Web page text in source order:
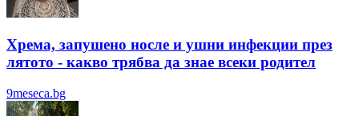
Хрема, запушено носле и ушни инфекции през
лятотo - какво трябва да знае всеки родител
9meseca.bg